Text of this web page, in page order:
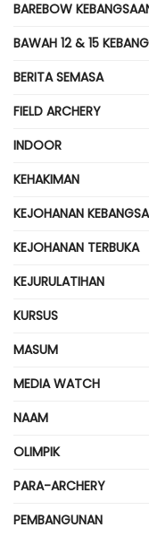
BAREBOW
BAWAH 12 & 15
BERITA SEMASA
FIELD ARCHERY
INDOOR
KEHAKIMAN
KEJOHANAN
KEJOHANAN TERBUKA
KEJURULATIHAN
KURSUS
MASUM
MEDIA WATCH
NAAM
OLIMPIK
PARA-ARCHERY
PEMBANGUNAN